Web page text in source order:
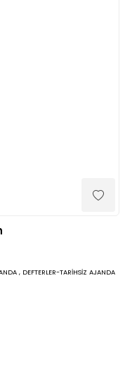
, DEFTERLER-TARİHSİZ AJANDA